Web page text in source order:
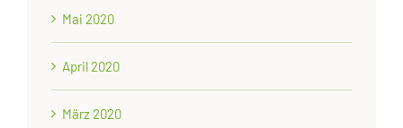
Mai 2020
April 2020
März 2020